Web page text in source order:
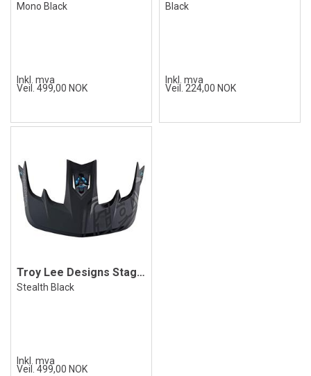
Mono Black
Inkl. mva
Veil. 499,00 NOK
Black
Inkl. mva
Veil. 224,00 NOK
Troy Lee Designs Stage Visor
Stealth Black
Inkl. mva
Veil. 499,00 NOK